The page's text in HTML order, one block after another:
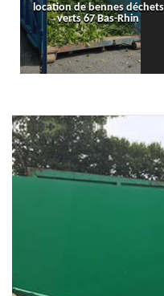
location de bennes déchets
verts 67 Bas-Rhin